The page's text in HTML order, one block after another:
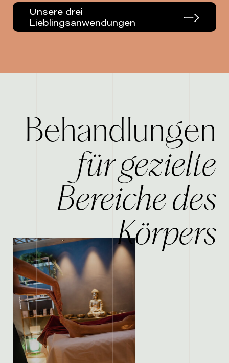
Unsere drei
Lieblingsanwendungen
Behandlungen
für gezielte
Bereiche des
Körpers